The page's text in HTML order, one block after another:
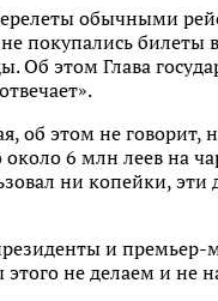
обычными
покупались билеты
этом Глава
об этом не говорит,
6 млн леев на
ни копейки, эти
и премьер-
этого не делаем и не